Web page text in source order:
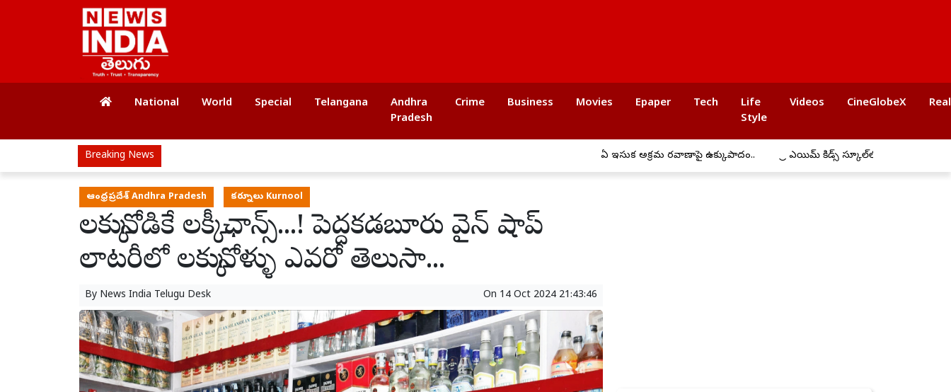
National World Special Telangana
Andhra
Pradesh
Crime Business Movies Epaper Tech
Life
Style
Videos CineGlobeX
Breaking News ఏపీ ఇసుక అక్రమ రవాణాపై ఉక్కుపాదం.. ప్రీ ఎయిమ్ కిడ్స్ స్కూల్‌లో ఘనంగా బోనాల సంబరాలు
ఆంధ్రప్రదేశ్ Andhra Pradesh కర్నూలు Kurnool
లక్కునోడికే లక్కీ ఛాన్స్...! పెద్దకడబూరు వైన్ షాప్
లాటరీలో లక్కునోళ్ళు ఎవరో తెలుసా...
By News India Telugu Desk On 14 Oct 2024 21:43:46